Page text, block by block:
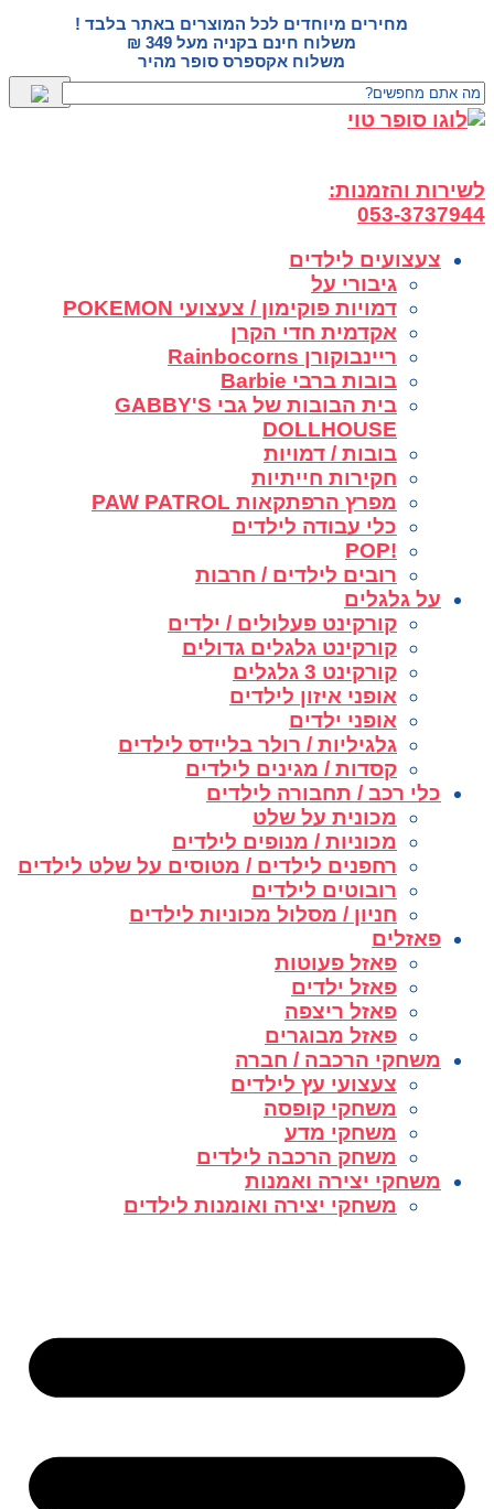
מחירים מיוחדים לכל המוצרים באתר בלבד !
משלוח חינם בקניה מעל 349 ₪
משלוח אקספרס סופר מהיר
לשירות והזמנות:
053-3737944
צעצועים לילדים
גיבורי על
דמויות פוקימון / צעצועי POKEMON
אקדמית חדי הקרן
ריינבוקורן Rainbocorns
בובות ברבי Barbie
בית הבובות של גבי GABBY'S
DOLLHOUSE
בובות / דמויות
חקירות חייתיות
מפרץ הרפתקאות PAW PATROL
כלי עבודה לילדים
!POP
רובים לילדים / חרבות
על גלגלים
קורקינט פעלולים / ילדים
קורקינט גלגלים גדולים
קורקינט 3 גלגלים
אופני איזון לילדים
אופני ילדים
גלגיליות / רולר בליידס לילדים
קסדות / מגינים לילדים
כלי רכב / תחבורה לילדים
מכונית על שלט
מכוניות / מנופים לילדים
רחפנים לילדים / מטוסים על שלט לילדים
רובוטים לילדים
חניון / מסלול מכוניות לילדים
פאזלים
פאזל פעוטות
פאזל ילדים
פאזל ריצפה
פאזל מבוגרים
משחקי הרכבה / חברה
צעצועי עץ לילדים
משחקי קופסה
משחקי מדע
משחק הרכבה לילדים
משחקי יצירה ואמנות
משחקי יצירה ואומנות לילדים